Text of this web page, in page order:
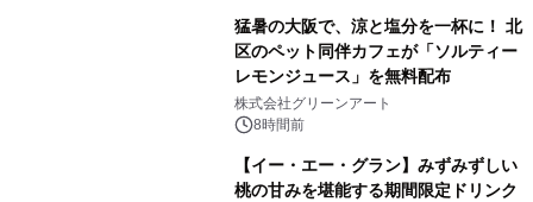
猛暑の大阪で、涼と塩分を一杯に！ 北
区のペット同伴カフェが「ソルティー
レモンジュース」を無料配布
株式会社グリーンアート
8時間前
【イー・エー・グラン】みずみずしい
桃の甘みを堪能する期間限定ドリンク